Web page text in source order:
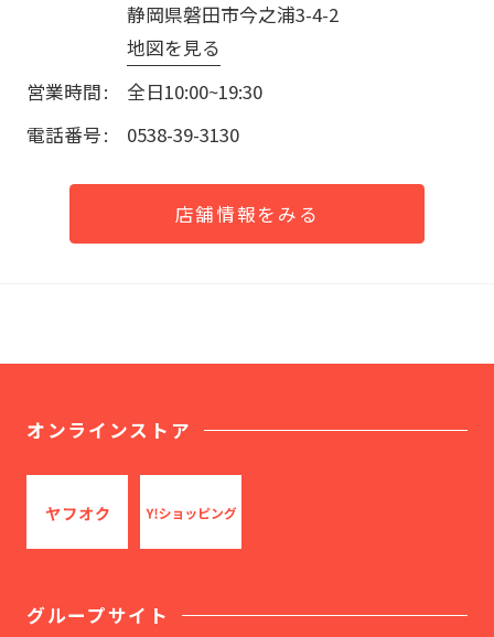
静岡県磐田市今之浦3-4-2
地図を見る
営業時間
全日10:00~19:30
電話番号
0538-39-3130
店舗情報をみる
オンラインストア
グループサイト